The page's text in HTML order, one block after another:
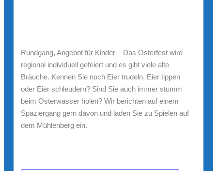
Rundgang, Angebot für Kinder – Das Osterfest wird
regional individuell gefeiert und es gibt viele alte
Bräuche. Kennen Sie noch Eier trudeln, Eier tippen
oder Eier schleudern? Sind Sie auch immer stumm
beim Osterwasser holen? Wir berichten auf einem
Spaziergang gern davon und laden Sie zu Spielen auf
dem Mühlenberg ein.